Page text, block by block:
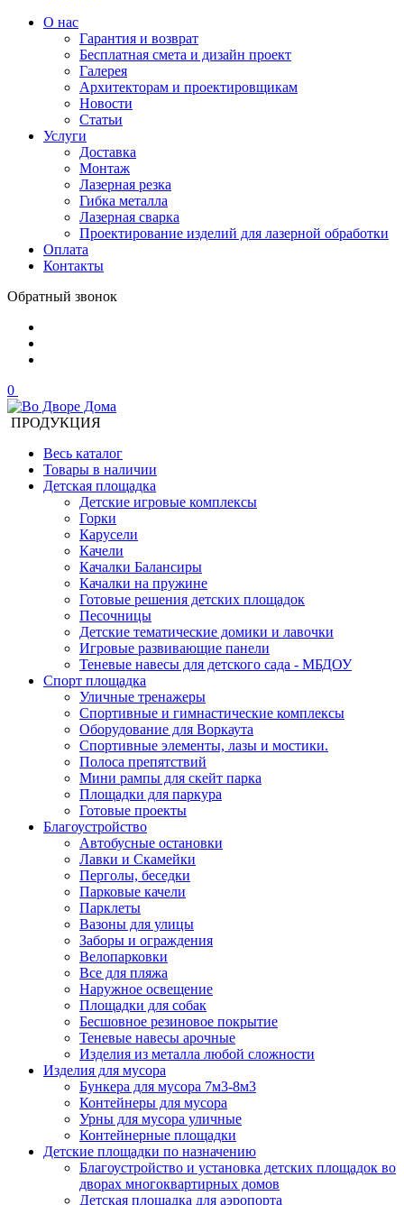
О нас
Гарантия и возврат
Бесплатная смета и дизайн проект
Галерея
Архитекторам и проектировщикам
Новости
Статьи
Услуги
Доставка
Монтаж
Лазерная резка
Гибка металла
Лазерная сварка
Проектирование изделий для лазерной обработки
Оплата
Контакты
Обратный звонок
0
ПРОДУКЦИЯ
Весь каталог
Товары в наличии
Детская площадка
Детские игровые комплексы
Горки
Карусели
Качели
Качалки Балансиры
Качалки на пружине
Готовые решения детских площадок
Песочницы
Детские тематические домики и лавочки
Игровые развивающие панели
Теневые навесы для детского сада - МБДОУ
Спорт площадка
Уличные тренажеры
Спортивные и гимнастические комплексы
Оборудование для Воркаута
Спортивные элементы, лазы и мостики.
Полоса препятствий
Мини рампы для скейт парка
Площадки для паркура
Готовые проекты
Благоустройство
Автобусные остановки
Лавки и Скамейки
Перголы, беседки
Парковые качели
Парклеты
Вазоны для улицы
Заборы и ограждения
Велопарковки
Все для пляжа
Наружное освещение
Площадки для собак
Бесшовное резиновое покрытие
Теневые навесы арочные
Изделия из металла любой сложности
Изделия для мусора
Бункера для мусора 7м3-8м3
Контейнеры для мусора
Урны для мусора уличные
Контейнерные площадки
Детские площадки по назначению
Благоустройство и установка детских площадок во
дворах многоквартирных домов
Детская площадка для аэропорта